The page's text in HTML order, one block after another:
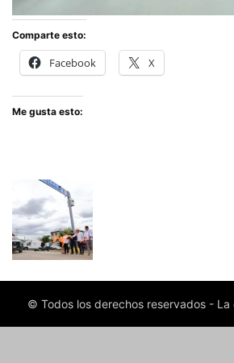
Comparte esto:
Facebook X
Me gusta esto:
© Todos los derechos reservados - La